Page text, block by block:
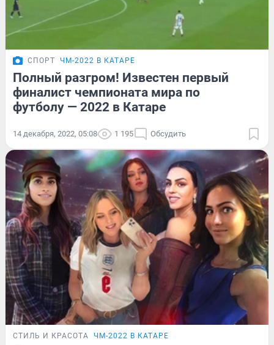
СПОРТ ЧМ-2022 В КАТАРЕ
Полный разгром! Известен первый
финалист чемпионата мира по
футболу — 2022 в Катаре
14 декабря, 2022, 05:08 1 195 Обсудить
СТИЛЬ И КРАСОТА ЧМ-2022 В КАТАРЕ